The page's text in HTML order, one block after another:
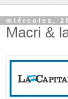
miércoles,
Macri &